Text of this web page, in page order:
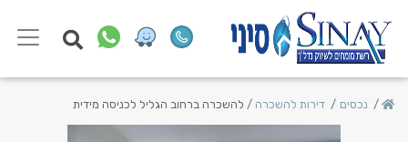
נכסים דירות להשכרה להשכרה ברחוב הגליל לכניסה מידית